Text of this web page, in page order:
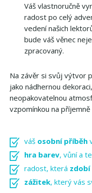
Váš vlastnoručně
radost po celý
vedení našich
bude váš věnec
zpracovaný.
Na závěr si svůj výtvor
jako nádhernou
neopakovatelnou
vzpomínkou na
váš osobní příběh
hra barev, vůní a
radost, která zdobí
zážitek, který vás